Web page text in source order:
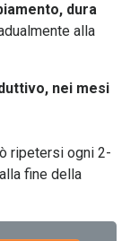
dura
alla
nei mesi
ripetersi ogni 2-
fine della